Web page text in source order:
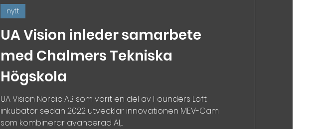
UA Vision inleder samarbete
med Chalmers Tekniska
Högskola
UA Vision Nordic AB som varit en del av Founders Loft
inkubator sedan 2022 utvecklar innovationen MEV-Cam
som kombinerar avancerad AI,...
nytt